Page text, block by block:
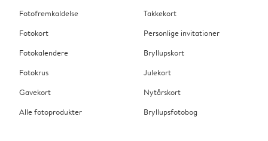
Fotofremkaldelse
Fotokort
Fotokalendere
Fotokrus
Gavekort
Alle fotoprodukter
Takkekort
Personlige invitationer
Bryllupskort
Julekort
Nytårskort
Bryllupsfotobog